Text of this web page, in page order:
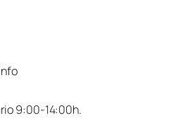
9:00-14:00h.